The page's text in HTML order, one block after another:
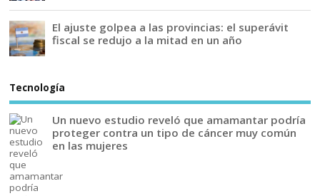
El ajuste golpea a las provincias: el superávit
fiscal se redujo a la mitad en un año
Tecnología
Un nuevo estudio reveló que amamantar podría
proteger contra un tipo de cáncer muy común
en las mujeres